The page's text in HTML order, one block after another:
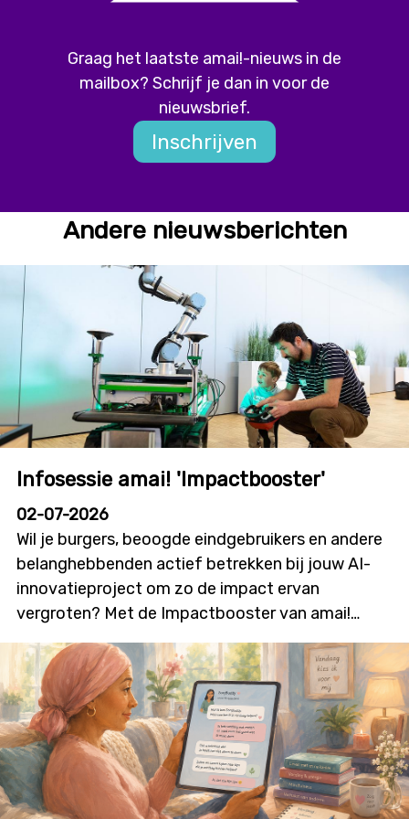
Graag het laatste amai!-nieuws in de
mailbox? Schrijf je dan in voor de
nieuwsbrief.
Inschrijven
Andere nieuwsberichten
Infosessie amai! 'Impactbooster'
02-07-2026
Wil je burgers, beoogde eindgebruikers en andere
belanghebbenden actief betrekken bij jouw AI-
innovatieproject om zo de impact ervan
vergroten? Met de Impactbooster van amai!
kunnen onderzoekers en innovatoren financiële
ondersteuning aanvragen voor
burgerparticipatie- en outreachactiviteiten die
bijdragen aan meer dialoog, betrokkenheid en
technologieacceptatie. Deze nieuwe oproep zal
initiatieven stimuleren waarin burgers niet alleen
geïnformeerd worden, maar ook daadwerkelijk
mee vorm geven aan onderzoek, ontwikkeling en